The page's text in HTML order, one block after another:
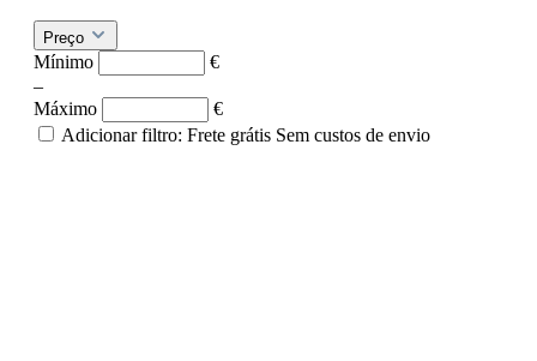
Preço
Mínimo
€
–
Máximo
€
Adicionar filtro: Frete grátis Sem custos de envio